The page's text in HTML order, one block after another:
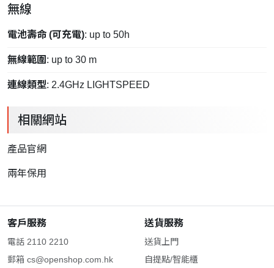
無線
電池壽命 (可充電): up to 50h
無線範圍 : up to 30 m
連線類型: 2.4GHz LIGHTSPEED
相關網站
產品官網
兩年保用
客戶服務
電話 2110 2210
郵箱 cs@openshop.com.hk
送貨服務
送貨上門
自提點/智能櫃